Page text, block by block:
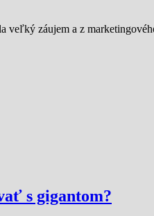
veľký záujem a z
s gigantom?